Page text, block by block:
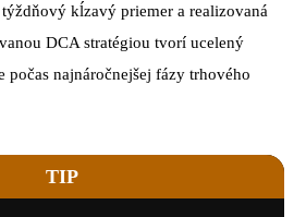
kĺzavý priemer a realizovaná
DCA stratégiou tvorí ucelený
počas najnáročnejšej fázy trhového
TIP